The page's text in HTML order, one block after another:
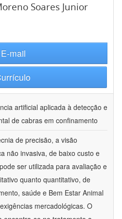
Soares Junior
E-mail
artificial aplicada à detecção e
de cabras em confinamento
de precisão, a visão
não invasiva, de baixo custo e
ser utilizada para avaliação e
quanto quantitativo, de
saúde e Bem Estar Animal
mercadológicas. O